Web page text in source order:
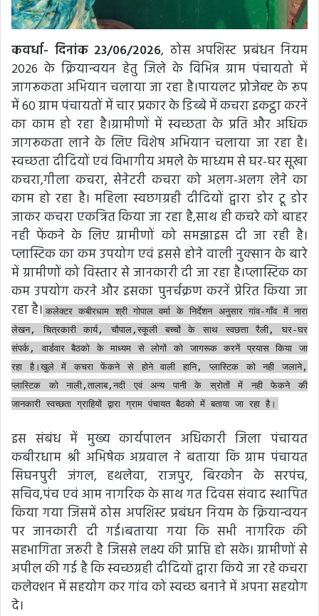
कवर्धा- दिनांक 23/06/2026, ठोस अपशिस्ट प्रबंधन नियम
2026 के क्रियान्वयन हेतु जिले के विभिन्न ग्राम पंचायतो में
जागरूकता अभियान चलाया जा रहा है।पायलट प्रोजेक्ट के रूप
में 60 ग्राम पंचायतों में चार प्रकार के डिब्बे में कचरा इकट्ठा करनें
का काम हो रहा है।ग्रामीणों में स्वच्छता के प्रति और अधिक
जागरूकता लाने के लिए विशेष अभियान चलाया जा रहा है।
स्वच्छता दीदियों एवं विभागीय अमले के माध्यम से घर-घर सूखा
कचरा,गीला कचरा, सेनेटरी कचरा को अलग-अलग लेने का
काम हो रहा है। महिला स्वछगग्रही दीदियों द्वारा डोर टू डोर
जाकर कचरा एकत्रित किया जा रहा है,साथ ही कचरे को बाहर
नही फेंकने के लिए ग्रामीणों को समझाइस दी जा रही है।
प्लास्टिक का कम उपयोग एवं इससे होने वाली नुक्सान के बारे
में ग्रामीणों को विस्तार से जानकारी दी जा रहा है।प्लास्टिक का
कम उपयोग करने और इसका पुनर्चक्रण करनें प्रेरित किया जा
रहा है। कलेक्टर कबीरधाम श्री गोपाल वर्मा के निर्देशन अनुसार गांव-गाँव में नारा
लेखन, चित्रकारी कार्य, चौपाल,स्कूली बच्चों के साथ स्वछत्ता रैली, घर-घर
संपर्क, वार्डवार बैठको के माध्यम से लोगों को जागरूक करनें प्रयास किया जा
रहा है।खुले में कचरा फेंकने से होने वाली हानि, प्लास्टिक को नही जलाने,
प्लास्टिक को नाली,तालाब,नदी एवं अन्य पानी के स्रोतों में नही फेकने की
जानकारी स्वच्छता ग्राहियों द्वारा ग्राम पंचायत बैठको में बताया जा रहा है।
इस संबंध में मुख्य कार्यपालन अधिकारी जिला पंचायत
कबीरधाम श्री अभिषेक अग्रवाल ने बताया कि ग्राम पंचायत
सिघनपुरी जंगल, हथलेवा, राजपुर, बिरकोन के सरपंच,
सचिव,पंच एवं आम नागरिक के साथ गत दिवस संवाद स्थापित
किया गया जिसमें ठोस अपशिस्ट प्रबंधन नियम के क्रियान्वयन
पर जानकारी दी गई।बताया गया कि सभी नागरिक की
सहभागिता जरूरी है जिससे लक्ष्य की प्राप्ति हो सके। ग्रामीणों से
अपील की गई है कि स्वच्छग्रही दीदियों द्वारा किये जा रहे कचरा
कलेक्शन में सहयोग कर गांव को स्वच्छ बनाने में अपना सहयोग
दे।